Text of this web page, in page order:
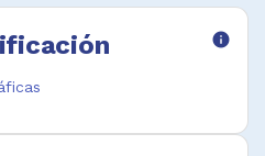
pruebas de
clisés de
info